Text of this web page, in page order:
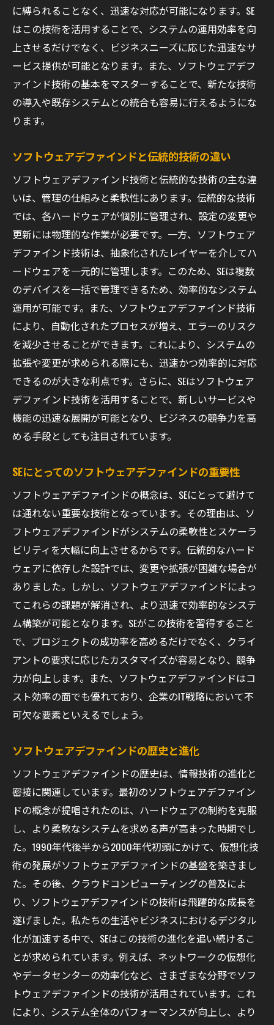
ビジネスにおける競争力の強化
プロジェクトへの応用SEが活かすソフトウェア
デファインド
プロジェクトにおける導入ステップ
具体的な応用シナリオの紹介
プロジェクト管理への影響
セス改善
ケーススタディを通じた実践的学び
成功事例とその要因分析
実際の事例で見るソフトウェアデファインドの
効果的な活用法
業界別の成功事例紹介
中小企業での活用事例
大企業における導入と成果
教育機関でのユースケース
医療分野での応用例
公共セクターでの実施事例
ソフトウェアデファインドでキャリアを飛躍さ
せるためのヒント
スキルアップのために活用すべきリソース
キャリアパスの計画と実行
業界ネットワークの活用法
セミナーや会議への参加の意義
フリーランスとしての新たな可能性
SEの視点で考えるソフトウェアデファインドの
未来
技術の進化予測とその影響
新たな技術トレンドの紹介
AIとソフトウェアデファインドの融合
未来のプロジェクトにおける役割
次世代SEに求められるスキルセット
環境変化に対応するための戦略
新しい技術としてのソフトウェアデファインド
SEのためのガイド
初心者向けのステップバイステップガイド
技術選定のためのチェックリスト
導入のためのベストプラクティス
技術コミュニティでの情報収集
トラブルシューティングの基本
ソフトウェアデファインドの実践的な学び方と
SEとしての成長
オンラインでの学習リソース紹介
実践的な経験を積むための方法
技術者同士の協力とシナジー
成功体験の共有とフィードバック
継続的な学びの重要性
に縛られることなく、迅速な対応が可能になります。SE
はこの技術を活用することで、システムの運用効率を向
上させるだけでなく、ビジネスニーズに応じた迅速なサ
ービス提供が可能となります。また、ソフトウェアデフ
ァインド技術の基本をマスターすることで、新たな技術
の導入や既存システムとの統合も容易に行えるようにな
ります。
ソフトウェアデファインドと伝統的技術の違い
ソフトウェアデファインド技術と伝統的な技術の主な違
いは、管理の仕組みと柔軟性にあります。伝統的な技術
では、各ハードウェアが個別に管理され、設定の変更や
更新には物理的な作業が必要です。一方、ソフトウェア
デファインド技術は、抽象化されたレイヤーを介してハ
ードウェアを一元的に管理します。このため、SEは複数
のデバイスを一括で管理できるため、効率的なシステム
運用が可能です。また、ソフトウェアデファインド技術
により、自動化されたプロセスが増え、エラーのリスク
を減少させることができます。これにより、システムの
拡張や変更が求められる際にも、迅速かつ効率的に対応
できるのが大きな利点です。さらに、SEはソフトウェア
デファインド技術を活用することで、新しいサービスや
機能の迅速な展開が可能となり、ビジネスの競争力を高
める手段としても注目されています。
SEにとってのソフトウェアデファインドの重要性
ソフトウェアデファインドの概念は、SEにとって避けて
は通れない重要な技術となっています。その理由は、ソ
フトウェアデファインドがシステムの柔軟性とスケーラ
ビリティを大幅に向上させるからです。伝統的なハード
ウェアに依存した設計では、変更や拡張が困難な場合が
ありました。しかし、ソフトウェアデファインドによっ
てこれらの課題が解消され、より迅速で効率的なシステ
ム構築が可能となります。SEがこの技術を習得すること
で、プロジェクトの成功率を高めるだけでなく、クライ
アントの要求に応じたカスタマイズが容易となり、競争
力が向上します。また、ソフトウェアデファインドはコ
スト効率の面でも優れており、企業のIT戦略において不
可欠な要素といえるでしょう。
ソフトウェアデファインドの歴史と進化
ソフトウェアデファインドの歴史は、情報技術の進化と
密接に関連しています。最初のソフトウェアデファイン
ドの概念が提唱されたのは、ハードウェアの制約を克服
し、より柔軟なシステムを求める声が高まった時期でし
た。1990年代後半から2000年代初頭にかけて、仮想化技
術の発展がソフトウェアデファインドの基盤を築きまし
た。その後、クラウドコンピューティングの普及によ
り、ソフトウェアデファインドの技術は飛躍的な成長を
遂げました。私たちの生活やビジネスにおけるデジタル
化が加速する中で、SEはこの技術の進化を追い続けるこ
とが求められています。例えば、ネットワークの仮想化
やデータセンターの効率化など、さまざまな分野でソフ
トウェアデファインドの技術が活用されています。これ
により、システム全体のパフォーマンスが向上し、より